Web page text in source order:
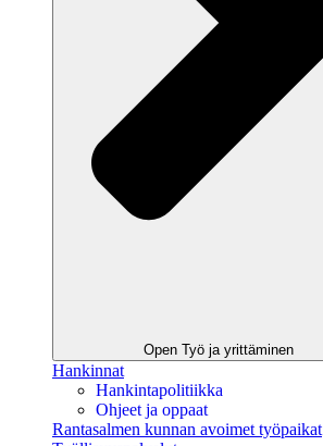
Open Työ ja yrittäminen
Hankinnat
Hankintapolitiikka
Ohjeet ja oppaat
Rantasalmen kunnan avoimet työpaikat